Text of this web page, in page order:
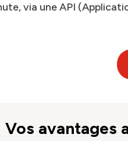
via une API
Vos avantages